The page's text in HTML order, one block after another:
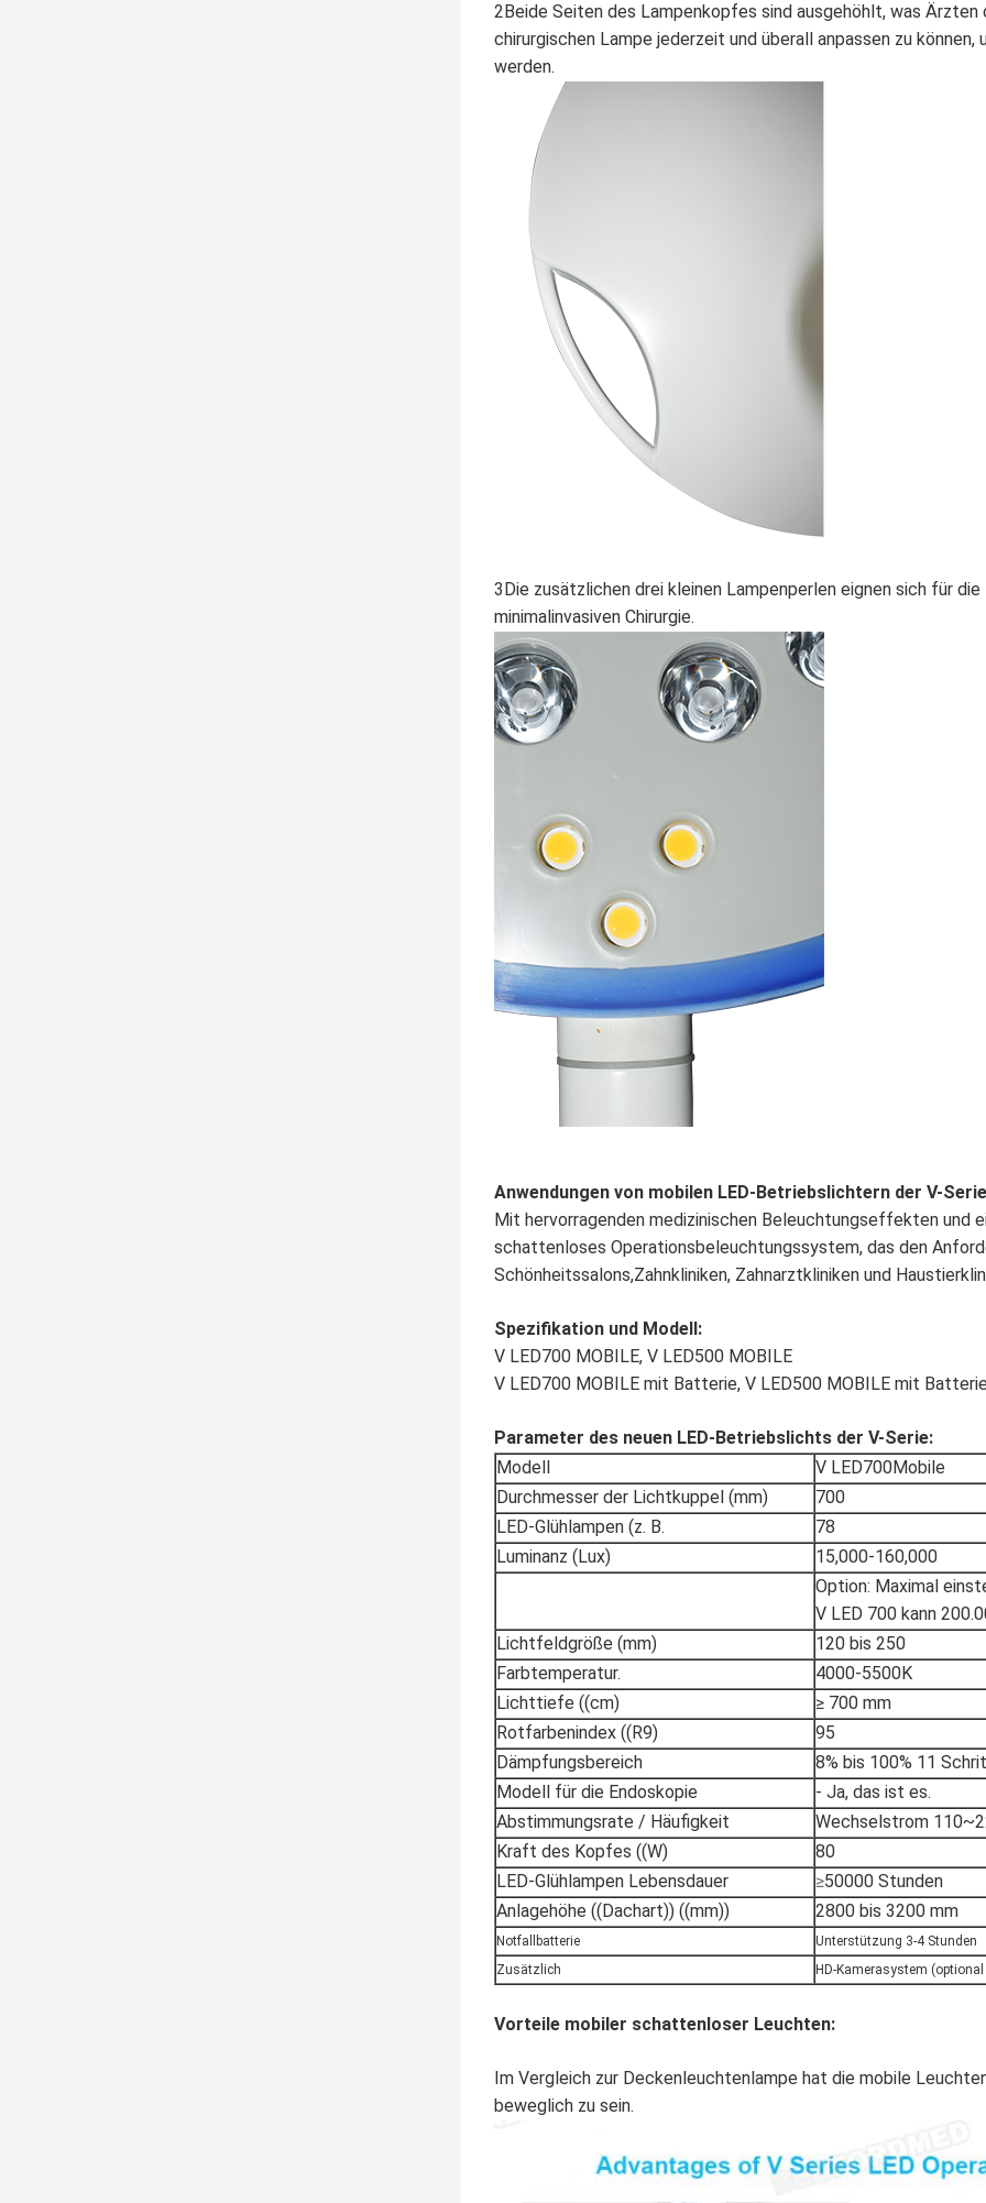
2Beide Seiten des Lampenkopfes sind ausgehöhlt, was
chirurgischen Lampe jederzeit und überall anpassen zu
werden.
3Die zusätzlichen drei kleinen Lampenperlen eignen sich für
minimalinvasiven Chirurgie.
Anwendungen von mobilen LED-Betriebslichtern der V-
Mit hervorragenden medizinischen Beleuchtungseffekten und
schattenloses Operationsbeleuchtungssystem, das den
Schönheitssalons,Zahnkliniken, Zahnarztkliniken und
Spezifikation und Modell:
V LED700 MOBILE, V LED500 MOBILE
V LED700 MOBILE mit Batterie, V LED500 MOBILE mit
Parameter des neuen LED-Betriebslichts der V-Serie:
Modell
V LED700Mobile
Durchmesser der Lichtkuppel (mm)
700
LED-Glühlampen (z. B.
78
Luminanz (Lux)
15,000-160,000
Option: Maximal
V LED 700 kann
Lichtfeldgröße (mm)
120 bis 250
Farbtemperatur.
4000-5500K
Lichttiefe ((cm)
≥ 700 mm
Rotfarbenindex ((R9)
95
Dämpfungsbereich
8% bis 100% 11
Modell für die Endoskopie
- Ja, das ist es.
Abstimmungsrate / Häufigkeit
Wechselstrom
Kraft des Kopfes ((W)
80
LED-Glühlampen Lebensdauer
≥50000 Stunden
Anlagehöhe ((Dachart)) ((mm))
2800 bis 3200 mm
Notfallbatterie
Unterstützung 3-4 Stunden
Zusätzlich
HD-Kamerasystem
Vorteile mobiler schattenloser Leuchten:
Im Vergleich zur Deckenleuchtenlampe hat die mobile
beweglich zu sein.